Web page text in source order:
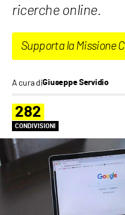
ricerche online.
Supporta la Missione
A cura diGiuseppe Servidio
282
CONDIVISIONI